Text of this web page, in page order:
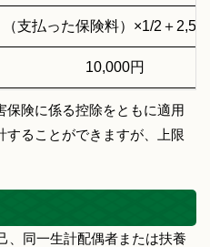
（支払った保険料）×1/2＋
10,000円
険に係る控除をともに適用
することができますが、上限
同一生計配偶者または扶養